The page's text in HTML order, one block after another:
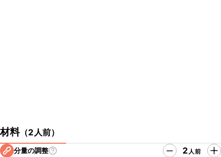
材料（2人前）
分量の調整 2 人前